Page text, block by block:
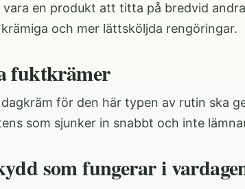
vara en produkt att titta på bredvid
och mer lättsköljda rengöringar.
fuktkrämer
dagkräm för den här typen av rutin ska
som sjunker in snabbt och inte
som fungerar i